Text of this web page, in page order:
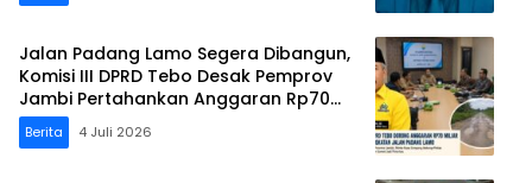
Jalan Padang Lamo Segera Dibangun,
Komisi III DPRD Tebo Desak Pemprov
Jambi Pertahankan Anggaran Rp70
Miliar
Berita 4 Juli 2026